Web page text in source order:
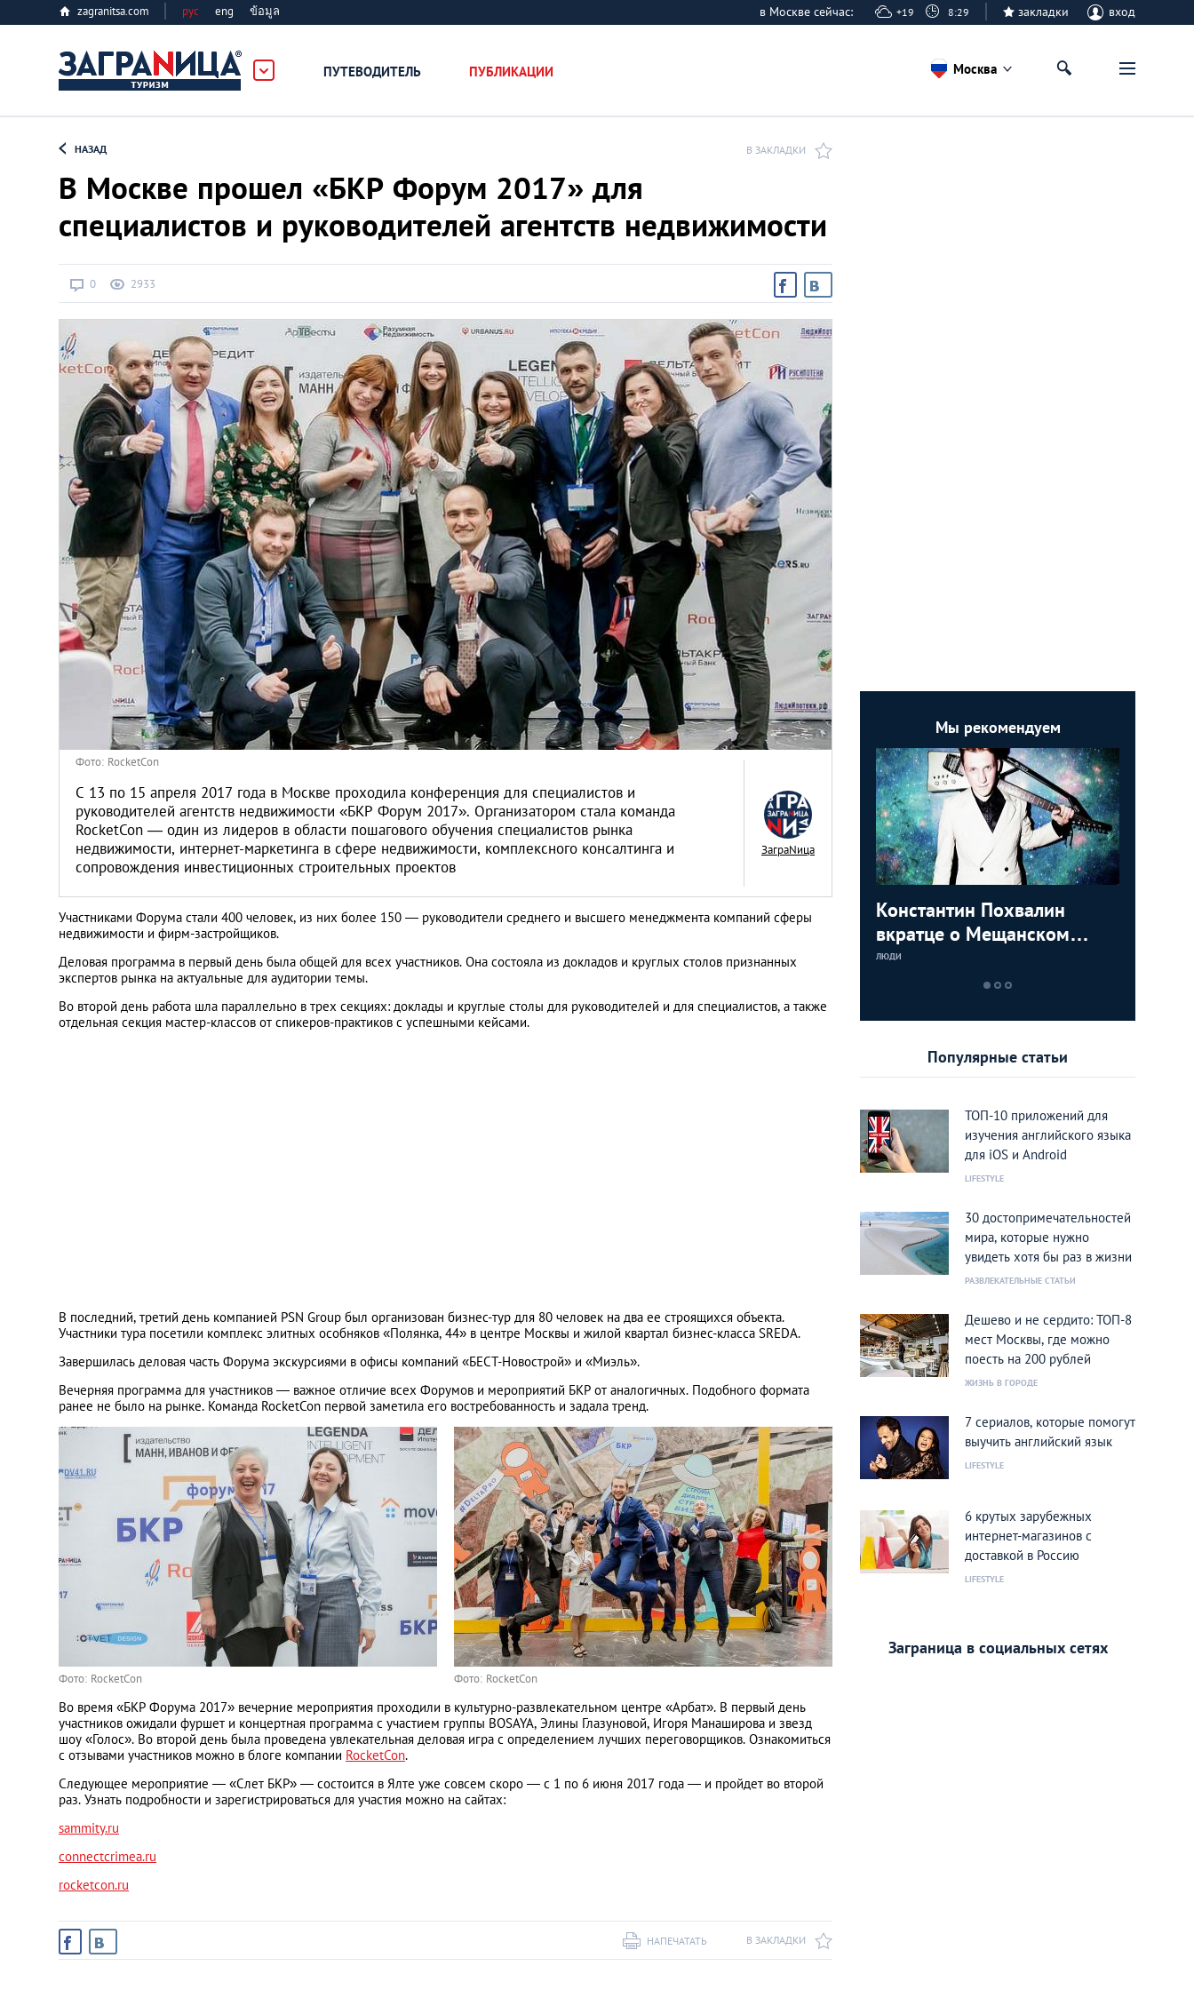
zagranitsa.com рус eng ข้อมูล в Москве сейчас: +19 8:29 закладки вход
ПУТЕВОДИТЕЛЬ ПУБЛИКАЦИИ
Алматы
Афины
Киев
Лондон
Лос-Анджелес
Москва
Париж
Паттайя
Пхукет
Санкт-Петербург
Москва
НАЗАД В ЗАКЛАДКИ
В Москве прошел «БКР Форум 2017» для
специалистов и руководителей агентств недвижимости
0 2933
Фото: RocketCon
С 13 по 15 апреля 2017 года в Москве проходила конференция для специалистов и
руководителей агентств недвижимости «БКР Форум 2017». Организатором стала команда
RocketCon — один из лидеров в области пошагового обучения специалистов рынка
недвижимости, интернет-маркетинга в сфере недвижимости, комплексного консалтинга и
сопровождения инвестиционных строительных проектов
ЗаграNица
Участниками Форума стали 400 человек, из них более 150 — руководители среднего и высшего менеджмента компаний сферы
недвижимости и фирм-застройщиков.
Деловая программа в первый день была общей для всех участников. Она состояла из докладов и круглых столов признанных
экспертов рынка на актуальные для аудитории темы.
Во второй день работа шла параллельно в трех секциях: доклады и круглые столы для руководителей и для специалистов, а также
отдельная секция мастер-классов от спикеров-практиков с успешными кейсами.
В последний, третий день компанией PSN Group был организован бизнес-тур для 80 человек на два ее строящихся объекта.
Участники тура посетили комплекс элитных особняков «Полянка, 44» в центре Москвы и жилой квартал бизнес-класса SREDA.
Завершилась деловая часть Форума экскурсиями в офисы компаний «БЕСТ-Новострой» и «Миэль».
Вечерняя программа для участников — важное отличие всех Форумов и мероприятий БКР от аналогичных. Подобного формата
ранее не было на рынке. Команда RocketCon первой заметила его востребованность и задала тренд.
Фото: RocketCon Фото: RocketCon
Во время «БКР Форума 2017» вечерние мероприятия проходили в культурно-развлекательном центре «Арбат». В первый день
участников ожидали фуршет и концертная программа с участием группы BOSAYA, Элины Глазуновой, Игоря Манаширова и звезд
шоу «Голос». Во второй день была проведена увлекательная деловая игра с определением лучших переговорщиков. Ознакомиться
с отзывами участников можно в блоге компании RocketCon.
Следующее мероприятие — «Слет БКР» — состоится в Ялте уже совсем скоро — с 1 по 6 июня 2017 года — и пройдет во второй
раз. Узнать подробности и зарегистрироваться для участия можно на сайтах:
sammity.ru
connectcrimea.ru
rocketcon.ru
В ЗАКЛАДКИ
НАПЕЧАТАТЬ
Мы рекомендуем
Константин Похвалин
вкратце о Мещанском
районе
ЛЮДИ
Москва глазами москвичей:
Популярные статьи
ТОП-10 приложений для
изучения английского языка
для iOS и Android
LIFESTYLE
30 достопримечательностей
мира, которые нужно
увидеть хотя бы раз в жизни
РАЗВЛЕКАТЕЛЬНЫЕ СТАТЬИ
Дешево и не сердито: ТОП-8
мест Москвы, где можно
поесть на 200 рублей
ЖИЗНЬ В ГОРОДЕ
7 сериалов, которые помогут
выучить английский язык
LIFESTYLE
6 крутых зарубежных
интернет-магазинов с
доставкой в Россию
LIFESTYLE
Заграница в социальных сетях